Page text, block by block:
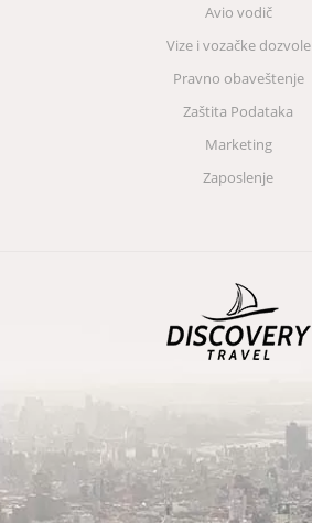
Avio vodič
Vize i vozačke dozvole
Pravno obaveštenje
Zaštita Podataka
Marketing
Zaposlenje